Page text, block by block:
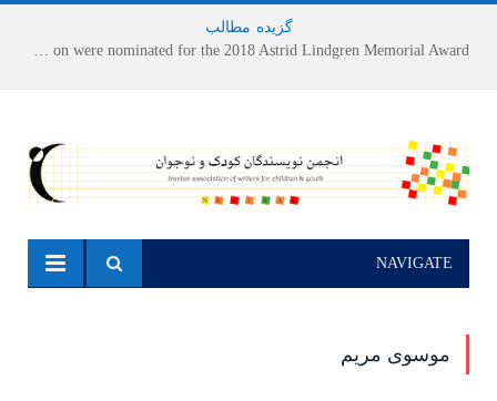
گزیده مطالب
NAVIGATE
موسوی مریم